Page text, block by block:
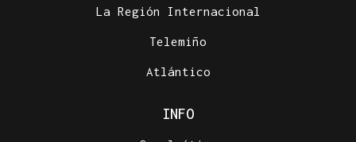
La Región Internacional
Telemiño
Atlántico
INFO